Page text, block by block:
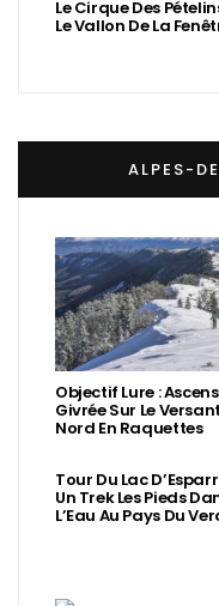
Le Cirque Des
Le Vallon De La
ALPES-
Objectif Lure :
Givrée Sur Le Versant
Nord En Raquettes
Tour Du Lac
Un Trek Les Pieds
L’Eau Au Pays Du